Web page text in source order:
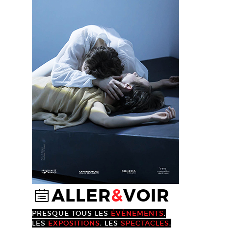
@ALLER&VOIR
PRESQUE TOUS LES ÉVÈNEMENTS,
LES EXPOSITIONS, LES SPECTACLES,